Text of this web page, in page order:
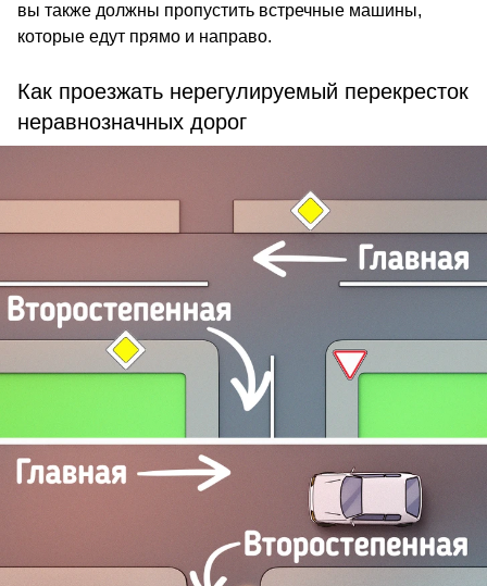
вы также должны пропустить встречные машины,
которые едут прямо и направо.
Как проезжать нерегулируемый перекресток
неравнозначных дорог